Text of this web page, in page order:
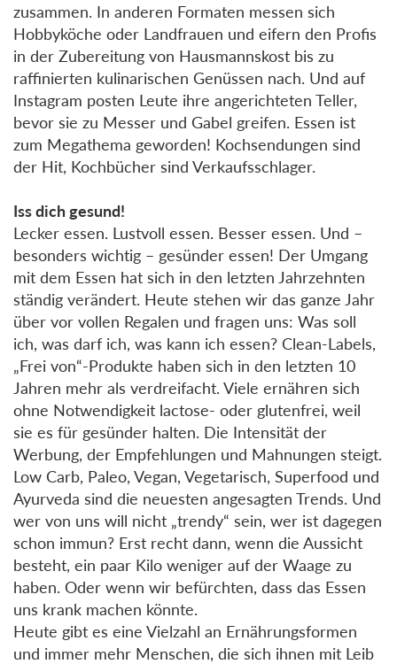
zusammen. In anderen Formaten messen sich
Hobbyköche oder Landfrauen und eifern den Profis
in der Zubereitung von Hausmannskost bis zu
raffinierten kulinarischen Genüssen nach. Und auf
Instagram posten Leute ihre angerichteten Teller,
bevor sie zu Messer und Gabel greifen. Essen ist
zum Megathema geworden! Kochsendungen sind
der Hit, Kochbücher sind Verkaufsschlager.
Iss dich gesund!
Lecker essen. Lustvoll essen. Besser essen. Und –
besonders wichtig – gesünder essen! Der Umgang
mit dem Essen hat sich in den letzten Jahrzehnten
ständig verändert. Heute stehen wir das ganze Jahr
über vor vollen Regalen und fragen uns: Was soll
ich, was darf ich, was kann ich essen? Clean-Labels,
„Frei von“-Produkte haben sich in den letzten 10
Jahren mehr als verdreifacht. Viele ernähren sich
ohne Notwendigkeit lactose- oder glutenfrei, weil
sie es für gesünder halten. Die Intensität der
Werbung, der Empfehlungen und Mahnungen steigt.
Low Carb, Paleo, Vegan, Vegetarisch, Superfood und
Ayurveda sind die neuesten angesagten Trends. Und
wer von uns will nicht „trendy“ sein, wer ist dagegen
schon immun? Erst recht dann, wenn die Aussicht
besteht, ein paar Kilo weniger auf der Waage zu
haben. Oder wenn wir befürchten, dass das Essen
uns krank machen könnte.
Heute gibt es eine Vielzahl an Ernährungsformen
und immer mehr Menschen, die sich ihnen mit Leib